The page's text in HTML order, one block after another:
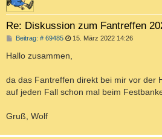
Re: Diskussion zum Fantreffen
Beitrag: # 69485B
i
a
g
15. März 2022 14:26
Hallo zusammen,
da das Fantreffen direkt bei mir vor der
auf jeden Fall schon mal beim
Gruß, Wolf